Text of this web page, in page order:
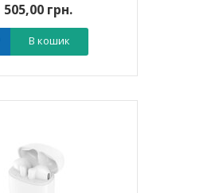
505,00 грн.
В кошик